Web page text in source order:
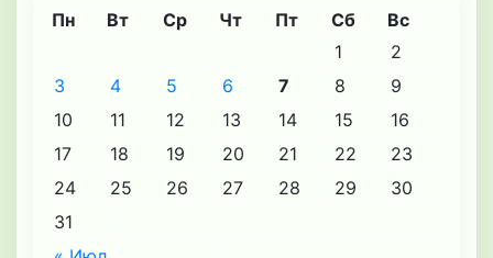
Пн Вт Ср Чт Пт Сб Вс
1
2
3
4 5 6 7 8
9
10
11 12 13 14 15
16
17
18 19 20 21 22
23
24
25 26 27 28 29
30
31